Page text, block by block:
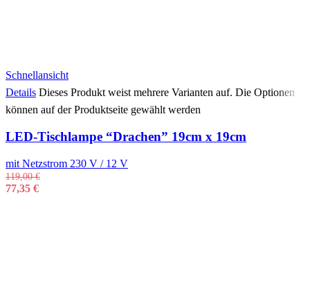
Schnellansicht
Details Dieses Produkt weist mehrere Varianten auf. Die Optionen
können auf der Produktseite gewählt werden
LED-Tischlampe “Drachen” 19cm x 19cm
mit Netzstrom 230 V / 12 V
119,00€
77,35 €